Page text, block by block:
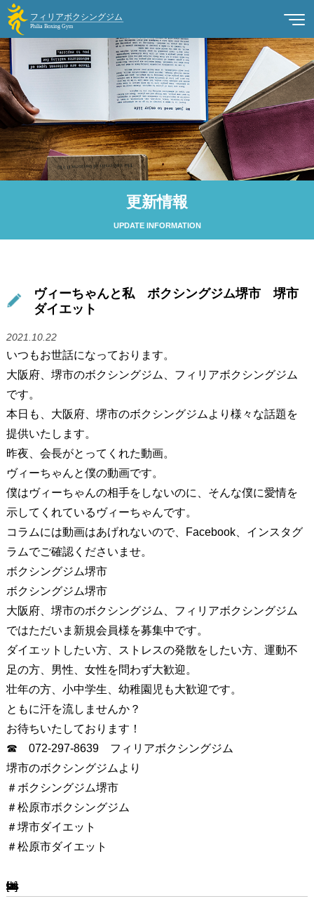
更新情報
UPDATE INFORMATION
ヴィーちゃんと私 ボクシングジム堺市 堺市
ダイエット
2021.10.22
いつもお世話になっております。
大阪府、堺市のボクシングジム、フィリアボクシングジム
です。
本日も、大阪府、堺市のボクシングジムより様々な話題を
提供いたします。
昨夜、会長がとってくれた動画。
ヴィーちゃんと僕の動画です。
僕はヴィーちゃんの相手をしないのに、そんな僕に愛情を
示してくれているヴィーちゃんです。
コラムには動画はあげれないので、Facebook、インスタグ
ラムでご確認くださいませ。
ボクシングジム堺市
ボクシングジム堺市
大阪府、堺市のボクシングジム、フィリアボクシングジム
ではただいま新規会員様を募集中です。
ダイエットしたい方、ストレスの発散をしたい方、運動不
足の方、男性、女性を問わず大歓迎。
壮年の方、小中学生、幼稚園児も大歓迎です。
ともに汗を流しませんか？
お待ちいたしております！
☎ 072-297-8639 フィリアボクシングジム
堺市のボクシングジムより
＃ボクシングジム堺市
＃松原市ボクシングジム
＃堺市ダイエット
＃松原市ダイエット
[ssba-buttons]